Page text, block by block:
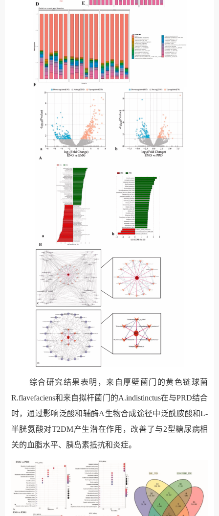
综合研究结果表明，来自厚壁菌门的黄色链球菌
R.flavefaciens和来自拟杆菌门的A.indistinctus在与PRD结合
时，通过影响泛酸和辅酶A 生物合成途径中泛酰胺酸和L-
半胱氨酸对T2DM产生潜在作用，改善了与2型糖尿病相
关的血脂水平、胰岛素抵抗和炎症。